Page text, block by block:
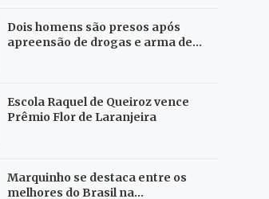
Dois homens são presos após
apreensão de drogas e arma de…
Escola Raquel de Queiroz vence
Prêmio Flor de Laranjeira
Marquinho se destaca entre os
melhores do Brasil na…